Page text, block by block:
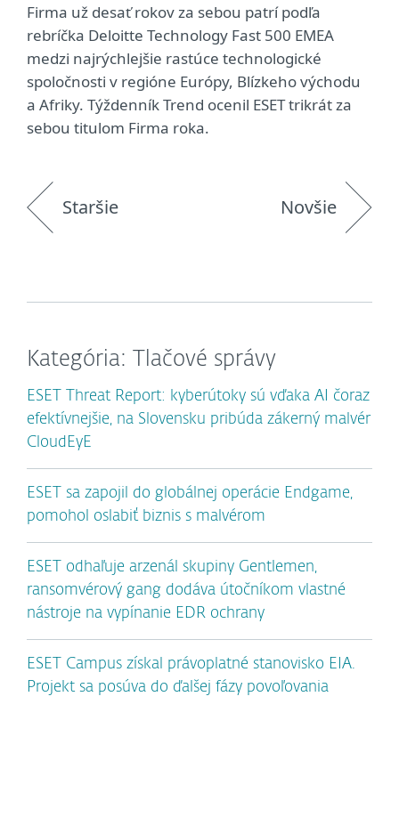
Firma už desať rokov za sebou patrí podľa
rebríčka Deloitte Technology Fast 500 EMEA
medzi najrýchlejšie rastúce technologické
spoločnosti v regióne Európy, Blízkeho východu
a Afriky. Týždenník Trend ocenil ESET trikrát za
sebou titulom Firma roka.
Staršie Novšie
Kategória: Tlačové správy
ESET Threat Report: kyberútoky sú vďaka AI čoraz
efektívnejšie, na Slovensku pribúda zákerný malvér
CloudEyE
ESET sa zapojil do globálnej operácie Endgame,
pomohol oslabiť biznis s malvérom
ESET odhaľuje arzenál skupiny Gentlemen,
ransomvérový gang dodáva útočníkom vlastné
nástroje na vypínanie EDR ochrany
ESET Campus získal právoplatné stanovisko EIA.
Projekt sa posúva do ďalšej fázy povoľovania